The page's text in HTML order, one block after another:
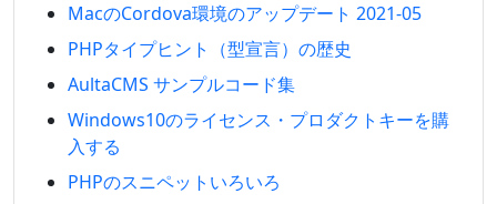
MacのCordova環境のアップデート 2021-05
PHPタイプヒント（型宣言）の歴史
AultaCMS サンプルコード集
Windows10のライセンス・プロダクトキーを購
入する
PHPのスニペットいろいろ